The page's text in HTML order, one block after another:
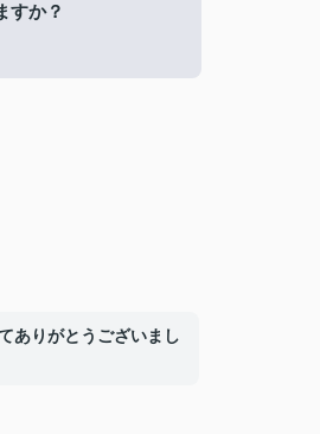
すか？
ありがとうございまし